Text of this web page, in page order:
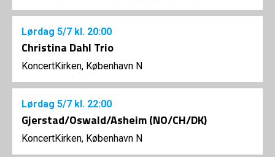
Lørdag 5/7 kl. 20:00
Christina Dahl Trio
KoncertKirken, København N
Lørdag 5/7 kl. 22:00
Gjerstad/Oswald/Asheim (NO/CH/DK)
KoncertKirken, København N